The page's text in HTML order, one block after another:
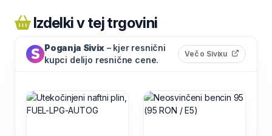
Izdelki v tej trgovini
Poganja Sivix – kjer resnični
kupci delijo resnične cene.
Več o Sivixu (odpre